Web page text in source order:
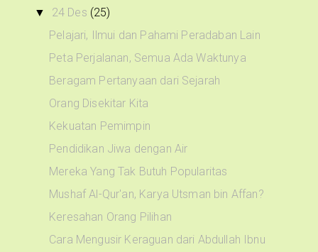
▼ 24 Des (25)
Pelajari, Ilmui dan Pahami Peradaban Lain
Peta Perjalanan, Semua Ada Waktunya
Beragam Pertanyaan dari Sejarah
Orang Disekitar Kita
Kekuatan Pemimpin
Pendidikan Jiwa dengan Air
Mereka Yang Tak Butuh Popularitas
Mushaf Al-Qur'an, Karya Utsman bin Affan?
Keresahan Orang Pilihan
Cara Mengusir Keraguan dari Abdullah Ibnu